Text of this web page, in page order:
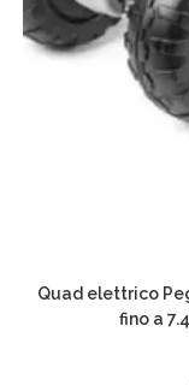
Quad elettrico
fino a